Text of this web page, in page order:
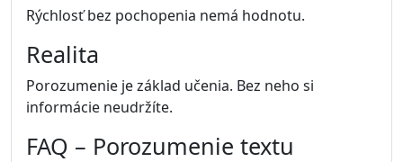
Rýchlosť bez pochopenia nemá hodnotu.
Realita
Porozumenie je základ učenia. Bez neho si
informácie neudržíte.
FAQ – Porozumenie textu